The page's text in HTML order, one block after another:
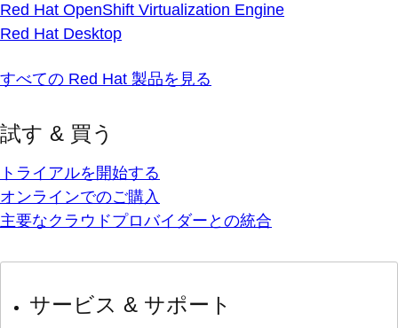
Red Hat OpenShift Virtualization Engine
Red Hat Desktop
すべての Red Hat 製品を見る
試す & 買う
トライアルを開始する
オンラインでのご購入
主要なクラウドプロバイダーとの統合
サービス & サポート